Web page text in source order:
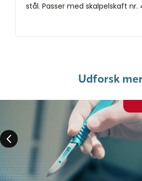
stål. Passer med skalpelskaft nr.
Udforsk